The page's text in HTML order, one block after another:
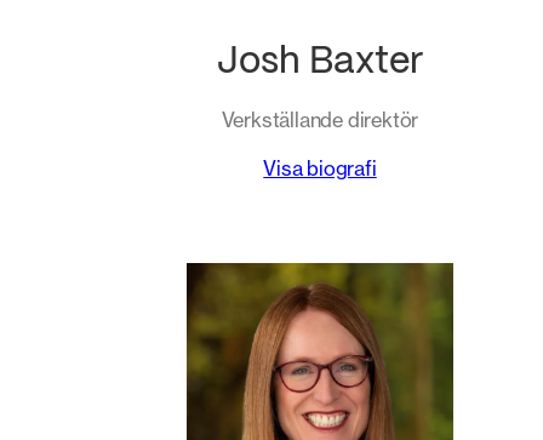
Josh Baxter
Verkställande direktör
Visa biografi